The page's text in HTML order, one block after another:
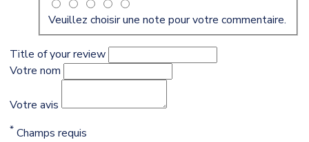
Veuillez choisir une note pour votre commentaire.
Title of your review
Votre nom
Votre avis
* Champs requis